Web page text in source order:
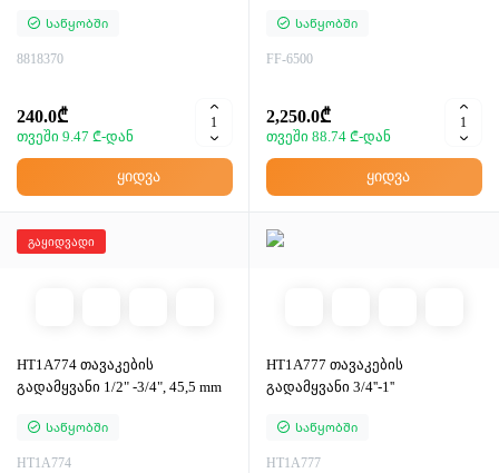
Საწყობში
8818370
240.0₾
თვეში 9.47 ₾-დან
ყიდვა
Საწყობში
FF-6500
2,250.0₾
თვეში 88.74 ₾-დან
ყიდვა
გაყიდვადი
HT1A774 თავაკების
გადამყვანი 1/2" -3/4", 45,5 mm
Საწყობში
HT1A774
HT1A777 თავაკების
გადამყვანი 3/4''-1''
Საწყობში
HT1A777